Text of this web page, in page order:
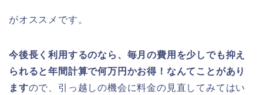
がオススメです。
今後長く利用するのなら、毎月の費用を少しでも抑え
られると年間計算で何万円かお得！なんてことがあり
ますので、引っ越しの機会に料金の見直してみてはい